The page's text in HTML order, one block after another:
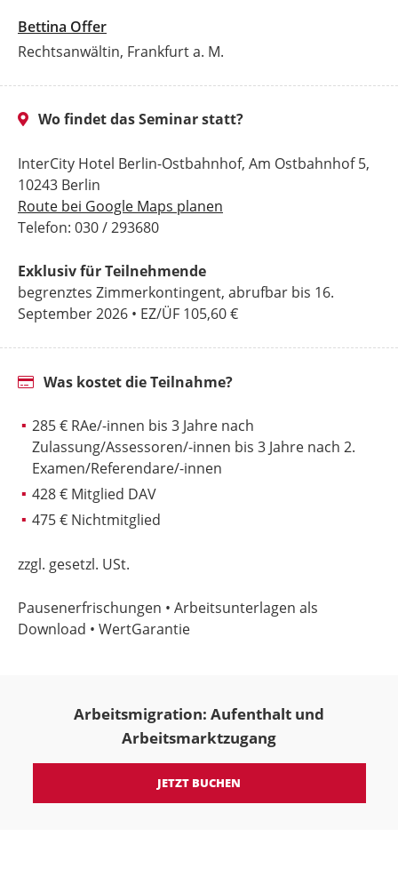
Bettina Offer
Rechtsanwältin, Frankfurt a. M.
Wo findet das Seminar statt?
InterCity Hotel Berlin-Ostbahnhof, Am Ostbahnhof 5,
10243 Berlin
Route bei Google Maps planen
Telefon: 030 / 293680
Exklusiv für Teilnehmende
begrenztes Zimmerkontingent, abrufbar bis 16.
September 2026 • EZ/ÜF 105,60 €
Was kostet die Teilnahme?
285 € RAe/-innen bis 3 Jahre nach
Zulassung/Assessoren/-innen bis 3 Jahre nach 2.
Examen/Referendare/-innen
428 € Mitglied DAV
475 € Nichtmitglied
zzgl. gesetzl. USt.
Pausenerfrischungen • Arbeitsunterlagen als
Download • WertGarantie
Arbeitsmigration: Aufenthalt und
Arbeitsmarktzugang
JETZT BUCHEN